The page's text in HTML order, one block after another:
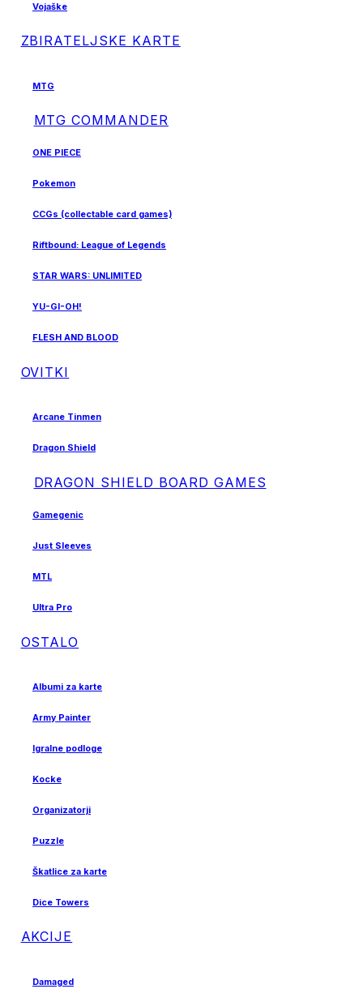
Vojaške
ZBIRATELJSKE KARTE
MTG
MTG COMMANDER
ONE PIECE
Pokemon
CCGs (collectable card games)
Riftbound: League of Legends
STAR WARS: UNLIMITED
YU-GI-OH!
FLESH AND BLOOD
OVITKI
Arcane Tinmen
Dragon Shield
DRAGON SHIELD BOARD GAMES
Gamegenic
Just Sleeves
MTL
Ultra Pro
OSTALO
Albumi za karte
Army Painter
Igralne podloge
Kocke
Organizatorji
Puzzle
Škatlice za karte
Dice Towers
AKCIJE
Damaged